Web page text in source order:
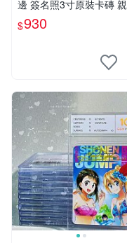
邊 簽名照3寸原裝卡磚 親
筆、收藏、簽名照
$930